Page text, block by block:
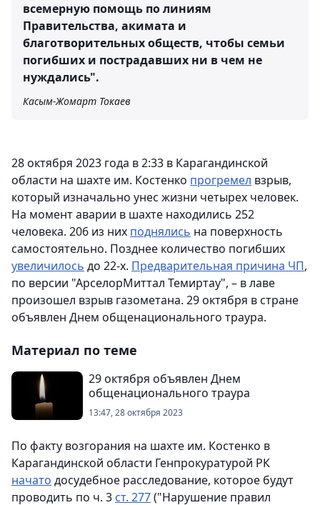
всемерную помощь по линиям
Правительства, акимата и
благотворительных обществ, чтобы семьи
погибших и пострадавших ни в чем не
нуждались".
Касым-Жомарт Токаев
28 октября 2023 года в 2:33 в Карагандинской
области на шахте им. Костенко прогремел взрыв,
который изначально унес жизни четырех человек.
На момент аварии в шахте находились 252
человека. 206 из них поднялись на поверхность
самостоятельно. Позднее количество погибших
увеличилось до 22-х. Предварительная причина ЧП,
по версии "АрселорМиттал Темиртау", – в лаве
произошел взрыв газометана. 29 октября в стране
объявлен Днем общенационального траура.
Материал по теме
29 октября объявлен Днем
общенационального траура
13:47, 28 октября 2023
По факту возгорания на шахте им. Костенко в
Карагандинской области Генпрокуратурой РК
начато досудебное расследование, которое будут
проводить по ч. 3 ст. 277("Нарушение правил